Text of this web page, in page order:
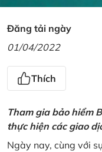
Đăng tải ngày
01/04/2022
Thích
Tham gia bảo hiểm
thực hiện các giao
Ngày nay, cùng với